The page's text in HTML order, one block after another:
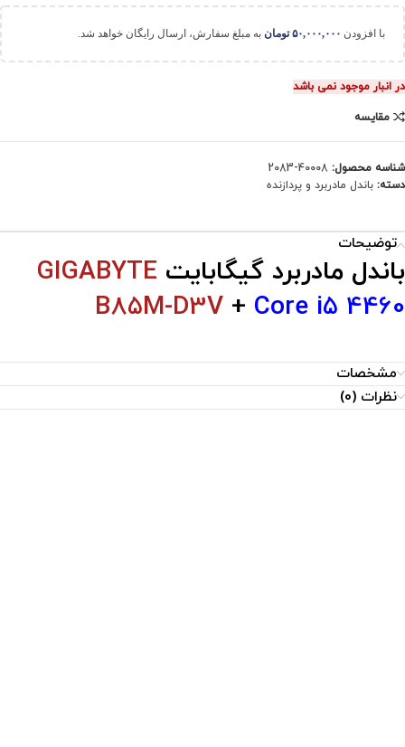
با افزودن ۵۰,۰۰۰,۰۰۰ تومان به مبلغ سفارش، ارسال رایگان خواهد شد.
در انبار موجود نمی باشد
مقایسه
شناسه محصول: 40008-2083
دسته: باندل مادربرد و پردازنده
توضیحات
باندل مادربرد گیگابایت GIGABYTE
B85M-D3V + Core i5 4460
مشخصات
نظرات (0)